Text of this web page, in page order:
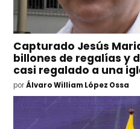
Capturado Jesús
billones de regalías y
casi regalado a una
por Álvaro William López Ossa